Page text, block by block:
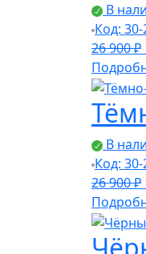
В
Код: 30-
26 900₽
В
Код: 30-
26 900₽